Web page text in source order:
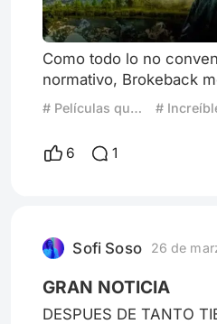
Como todo lo no
normativo, Brokeback
la montaña) resulta
quienes creen que el
bajo lo arbitrario e
lenta, llena de primeros
teniendo sexo en una
# Películas que definen generaciones #
6 1
Sofi Soso 26 de
GRAN NOTICIA
DESPUES DE TANTO